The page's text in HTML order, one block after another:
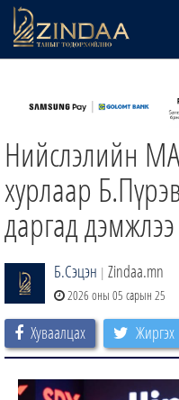
ТВ8
ӨГЛӨӨНИЙ СОНИН
ЗИНДАА СЭТГҮҮЛ
Нийслэлийн
хурлаар
даргад дэмжлээ
Б.Сэцэн | Zindaa.mn
2026 оны 05 сарын 25
Хуваалцах Жиргэх